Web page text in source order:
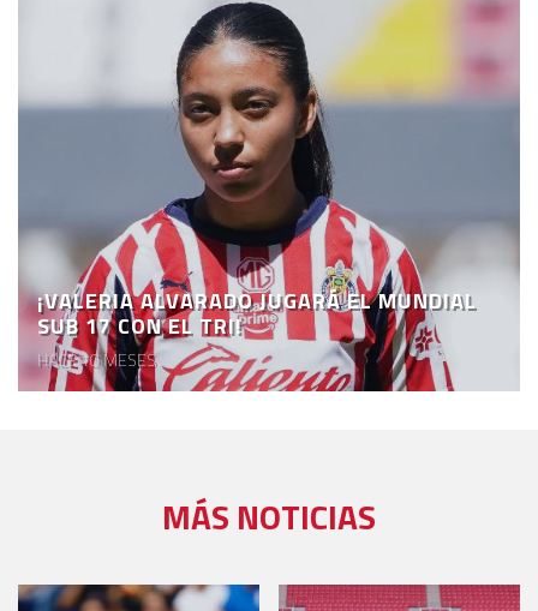
¡VALERIA ALVARADO JUGARÁ EL MUNDIAL
SUB 17 CON EL TRI!
HACE 10 MESES
MÁS NOTICIAS